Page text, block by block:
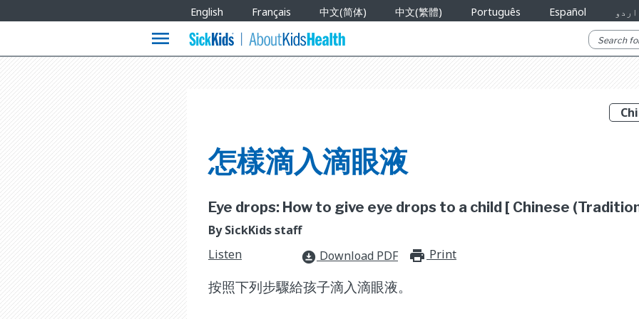
Languages
English Français 中文(简体) 中文(繁體) Português Español اردو
menu
怎樣滴入滴眼液
Eye drops: How to give eye drops to a child [ Chinese
By SickKids staff
Listen
download_for_offline Download PDF print_for_offline
Print
按照下列步驟給孩子滴入滴眼液。